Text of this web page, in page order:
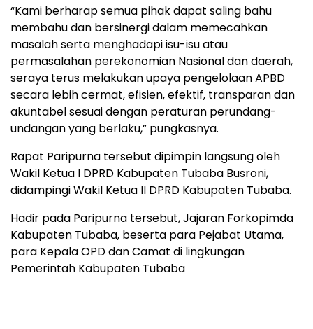
“Kami berharap semua pihak dapat saling bahu
membahu dan bersinergi dalam memecahkan
masalah serta menghadapi isu-isu atau
permasalahan perekonomian Nasional dan daerah,
seraya terus melakukan upaya pengelolaan APBD
secara lebih cermat, efisien, efektif, transparan dan
akuntabel sesuai dengan peraturan perundang-
undangan yang berlaku,” pungkasnya.
Rapat Paripurna tersebut dipimpin langsung oleh
Wakil Ketua I DPRD Kabupaten Tubaba Busroni,
didampingi Wakil Ketua II DPRD Kabupaten Tubaba.
Hadir pada Paripurna tersebut, Jajaran Forkopimda
Kabupaten Tubaba, beserta para Pejabat Utama,
para Kepala OPD dan Camat di lingkungan
Pemerintah Kabupaten Tubaba